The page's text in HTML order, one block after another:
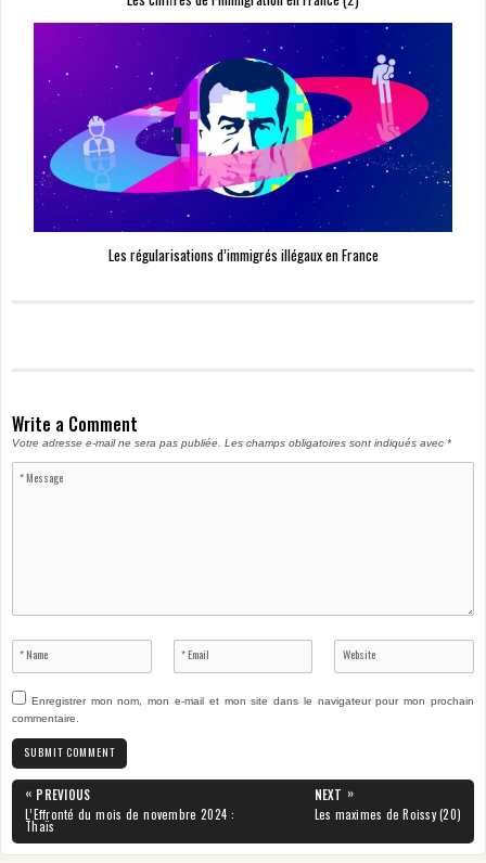
Les régularisations d’immigrés illégaux en France
Write a Comment
Votre adresse e-mail ne sera pas publiée. Les champs obligatoires sont indiqués avec *
Enregistrer mon nom, mon e-mail et mon site dans le navigateur pour mon prochain
commentaire.
Navigation
de
l’article
« PREVIOUS
PREVIOUS
POST:
L’Effronté du mois de novembre 2024 :
Thaïs
NEXT »
NEXT
POST:
Les maximes de Roissy (20)